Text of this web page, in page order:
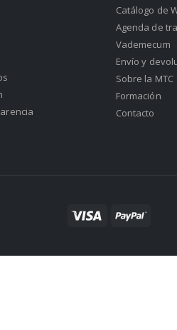
Catálogo de
Agenda de
Vademecum
Envío y
Sobre la MTC
Formación
Contacto